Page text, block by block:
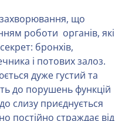
що
роботи органів, які
бронхів,
і потових залоз.
дуже густий та
до порушень функцій
слизу приєднується
постійно страждає від